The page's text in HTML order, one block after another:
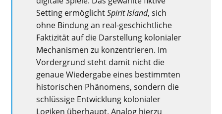
Setting ermöglichtSpirit Island, sich
ohne Bindung an real-geschichtliche
Faktizität auf die Darstellung kolonialer
Mechanismen zu konzentrieren. Im
Vordergrund steht damit nicht die
genaue Wiedergabe eines bestimmten
historischen Phänomens, sondern die
schlüssige Entwicklung kolonialer
Logiken überhaupt. Analog hierzu